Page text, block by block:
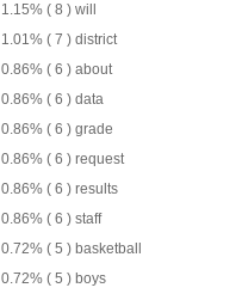
1.15% ( 8 ) will
1.01% ( 7 ) district
0.86% ( 6 ) about
0.86% ( 6 ) data
0.86% ( 6 ) grade
0.86% ( 6 ) request
0.86% ( 6 ) results
0.86% ( 6 ) staff
0.72% ( 5 ) basketball
0.72% ( 5 ) boys